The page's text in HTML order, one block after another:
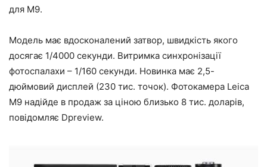
для M9.
Модель має вдосконалений затвор, швидкість якого
досягає 1/4000 секунди. Витримка синхронізації
фотоспалахи – 1/160 секунди. Новинка має 2,5-
дюймовий дисплей (230 тис. точок). Фотокамера Leica
M9 надійде в продаж за ціною близько 8 тис. доларів,
повідомляє Dpreview.